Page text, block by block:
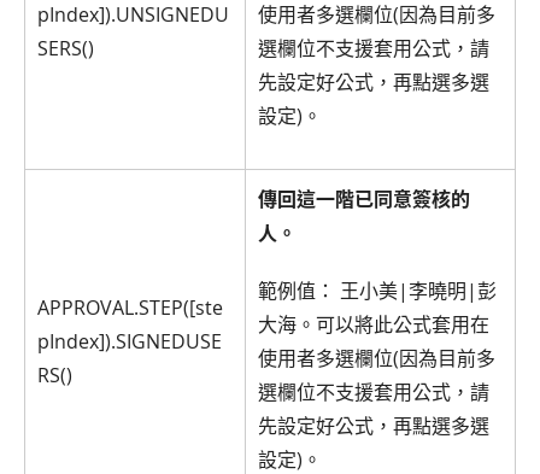
pIndex]).UNSIGNEDU
SERS()
使用者多選欄位(因為目前多
選欄位不支援套用公式，請
先設定好公式，再點選多選
設定)。
APPROVAL.STEP([ste
pIndex]).SIGNEDUSE
RS()
傳回這一階已同意簽核的
人。
範例值： 王小美|李曉明|彭
大海。可以將此公式套用在
使用者多選欄位(因為目前多
選欄位不支援套用公式，請
先設定好公式，再點選多選
設定)。